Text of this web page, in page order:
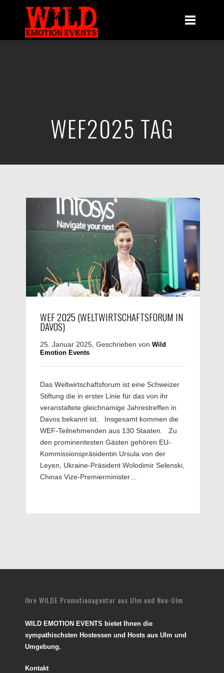
WEF2025 TAG
WEF 2025 (WELTWIRTSCHAFTSFORUM IN
DAVOS)
25. Januar 2025, Geschrieben von Wild
Emotion Events
Das Weltwirtschaftsforum ist eine Schweizer
Stiftung die in erster Linie für das von ihr
veranstaltete gleichnamige Jahrestreffen in
Davos bekannt ist. Insgesamt kommen die
WEF-Teilnehmenden aus 130 Staaten. Zu
den prominentesten Gästen gehören EU-
Kommissionspräsidentin Ursula von der
Leyen, Ukraine-Präsident Wolodimir Selenski,
Chinas Vize-Premierminister…
Ihre WILDE Promotionagentur aus Ulm und Neu-Ulm
WILD EMOTION EVENTS bietet Ihnen die
sympathischsten Hostessen und Hosts aus Ulm und
Umgebung.
Kontakt